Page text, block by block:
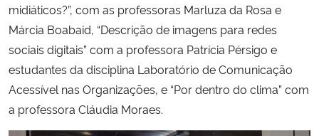
midiáticos?”, com as professoras Marluza da Rosa e
Márcia Boabaid, “Descrição de imagens para redes
sociais digitais” com a professora Patrícia Pérsigo e
estudantes da disciplina Laboratório de Comunicação
Acessível nas Organizações, e “Por dentro do clima” com
a professora Cláudia Moraes.